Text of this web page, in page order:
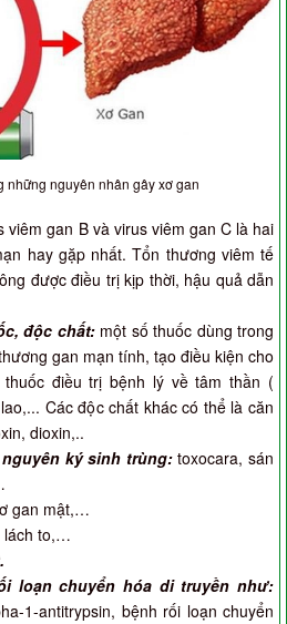
những nguyên nhân gây xơ gan
viêm gan B và virus viêm gan C là hai
hay gặp nhất. Tổn thương viêm tế
được điều trị kịp thời, hậu quả dẫn
độc chất:một số thuốc dùng trong
gan mạn tính, tạo điều kiện cho
điều trị bệnh lý về tâm thần (
Các độc chất khác có thể là căn
dioxin,..
ký sinh trùng:toxocara, sán
gan mật,…
lách to,…
loạn chuyển hóa di truyền như:
1-antitrypsin, bệnh rối loạn chuyển